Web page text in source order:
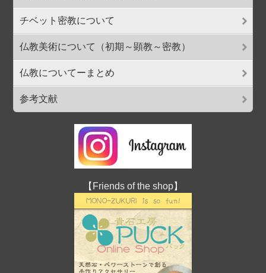
チベット密教について
仏教美術について（初期～顕教～密教）
仏教についてーまとめ
参考文献
【Friends of the shop】